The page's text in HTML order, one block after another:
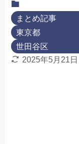
まとめ記事
東京都
世田谷区
2025年5月21日